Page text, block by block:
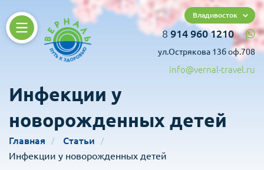
Владивосток
8 914 960 1210
ул.Острякова 13б оф.708
info@vernal-travel.ru
Инфекции у
новорожденных детей
Главная
Статьи
Инфекции у новорожденных детей